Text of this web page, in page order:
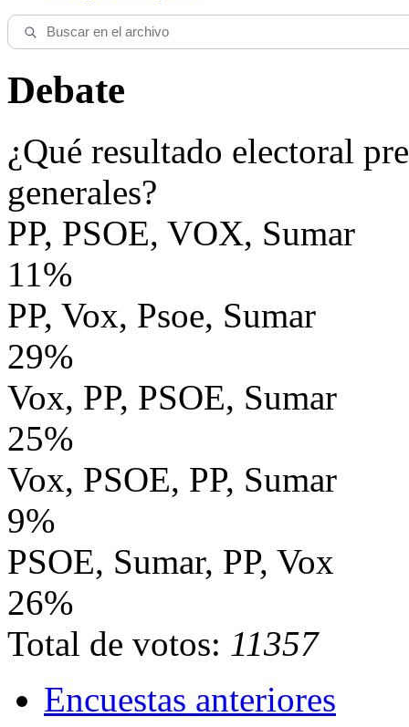
Debate
¿Qué resultado electoral
generales?
PP, PSOE, VOX, Sumar
11%
PP, Vox, Psoe, Sumar
29%
Vox, PP, PSOE, Sumar
25%
Vox, PSOE, PP, Sumar
9%
PSOE, Sumar, PP, Vox
26%
Total de votos: 11357
Encuestas anteriores